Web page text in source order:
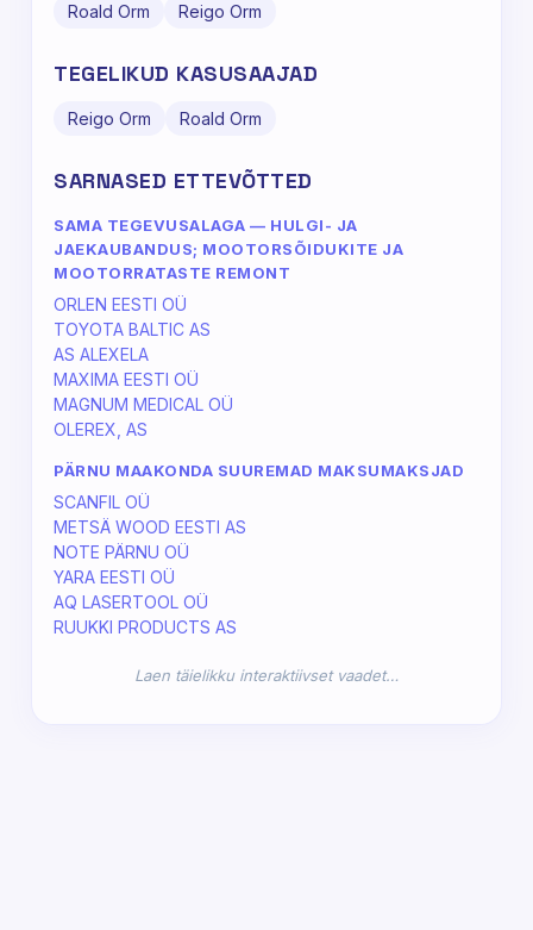
Roald Orm Reigo Orm
TEGELIKUD KASUSAAJAD
Reigo Orm Roald Orm
SARNASED ETTEVÕTTED
SAMA TEGEVUSALAGA — HULGI- JA
JAEKAUBANDUS; MOOTORSÕIDUKITE JA
MOOTORRATASTE REMONT
ORLEN EESTI OÜ
TOYOTA BALTIC AS
AS ALEXELA
MAXIMA EESTI OÜ
MAGNUM MEDICAL OÜ
OLEREX, AS
PÄRNU MAAKONDA SUUREMAD MAKSUMAKSJAD
SCANFIL OÜ
METSÄ WOOD EESTI AS
NOTE PÄRNU OÜ
YARA EESTI OÜ
AQ LASERTOOL OÜ
RUUKKI PRODUCTS AS
Laen täielikku interaktiivset vaadet…